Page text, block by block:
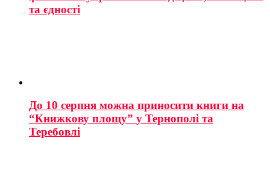
та єдності
До 10 серпня можна приносити книги на
“Книжкову площу” у Тернополі та
Теребовлі